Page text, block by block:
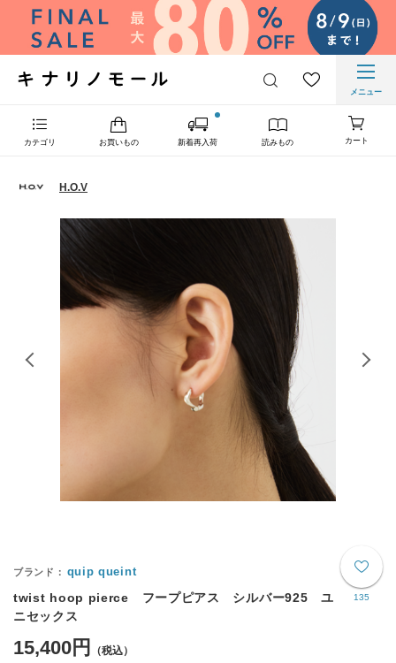
メニュー
カテゴリ お買いもの 新着再入荷 読みもの カート
H.O.V
135
quip queint
twist hoop pierce フープピアス シルバー925 ユ
ニセックス
15,400円